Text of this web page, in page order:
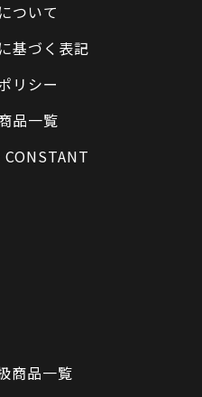
ついて
基づく表記
リシー
品一覧
CONSTANT
商品一覧